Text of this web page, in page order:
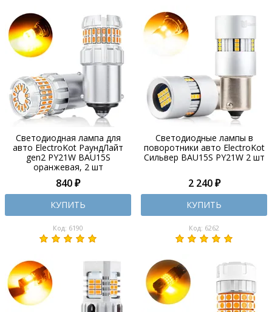
Светодиодная лампа для
авто ElectroKot РаундЛайт
gen2 PY21W BAU15S
оранжевая, 2 шт
840 ₽
КУПИТЬ
Код: 6190
Светодиодные лампы в
поворотники авто ElectroKot
Сильвер BAU15S PY21W 2 шт
2 240 ₽
КУПИТЬ
Код: 6262